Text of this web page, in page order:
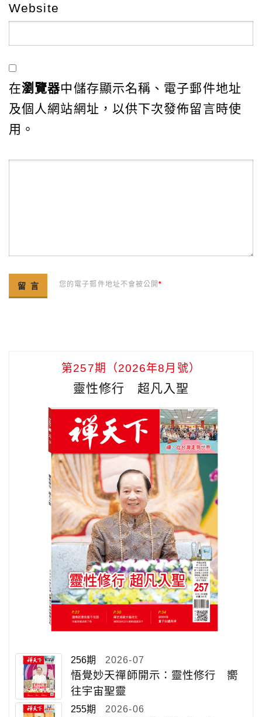
Website
在瀏覽器中儲存顯示名稱、電子郵件地址
及個人網站網址，以供下次發佈留言時使
用。
您的電子郵件地址不會被公開*
第257期（2026年8月號）
靈性修行 超凡入聖
256期 2026-07
悟覺妙天禪師開示：靈性修行 嚮
往宇宙聖靈
255期 2026-06